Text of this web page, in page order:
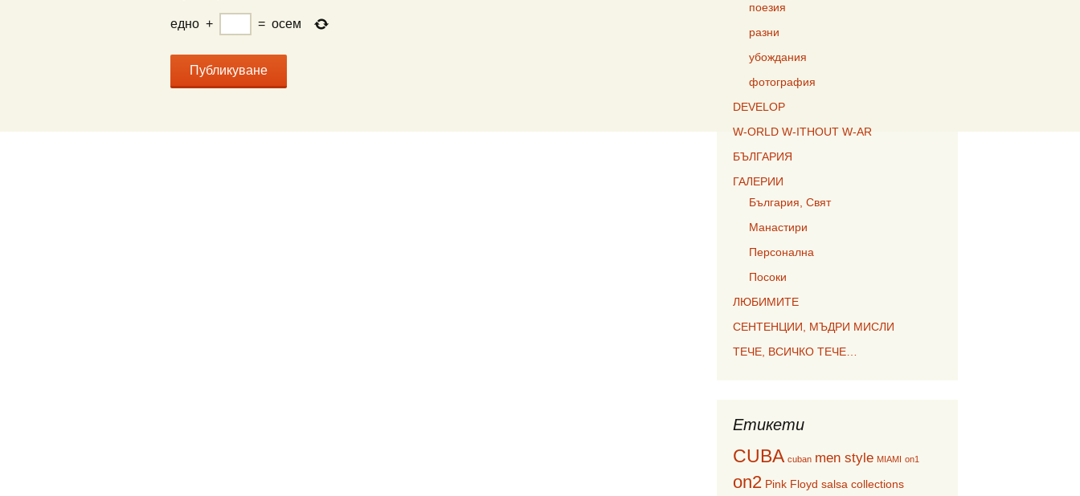
едно + = осем
поезия
разни
убождания
фотография
DEVELOP
W-ORLD W-ITHOUT W-AR
БЪЛГАРИЯ
ГАЛЕРИИ
България, Свят
Манастири
Персонална
Посоки
ЛЮБИМИТЕ
СЕНТЕНЦИИ, МЪДРИ МИСЛИ
ТЕЧЕ, ВСИЧКО ТЕЧЕ…
Етикети
CUBA cuban men style MIAMI on1
on2 Pink Floyd salsa collections